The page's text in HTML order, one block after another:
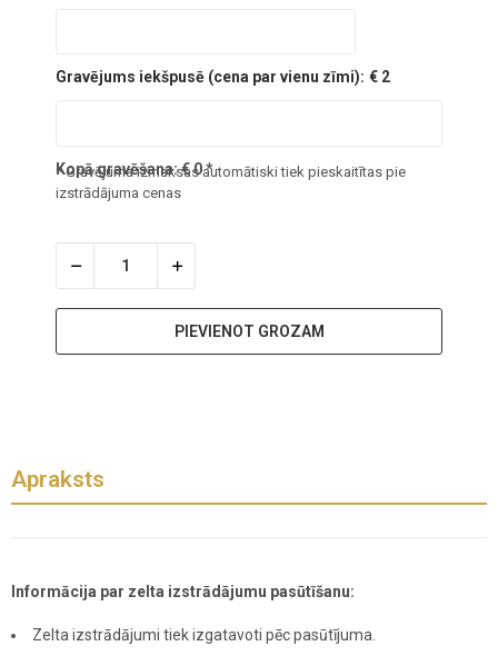
Gravējums iekšpusē (cena par vienu zīmi): € 2
Kopā gravēšana:€0*
* Gravējuma izmaksas automātiski tiek pieskaitītas pie
izstrādājuma cenas
PIEVIENOT GROZAM
Apraksts
Informācija par zelta izstrādājumu pasūtīšanu:
Zelta izstrādājumi tiek izgatavoti pēc pasūtījuma.